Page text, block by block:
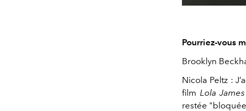
Pourriez-vous
Brooklyn
Nicola Peltz :
film Lola James
restée